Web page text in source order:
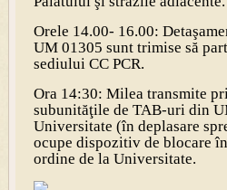
Orele 14.00- 16.00:
UM 01305 sunt trimise să
sediului CC PCR.
Ora 14:30: Milea transmite
subunităţile de TAB-uri din
Universitate (în deplasare
ocupe dispozitiv de blocare
ordine de la Universitate.